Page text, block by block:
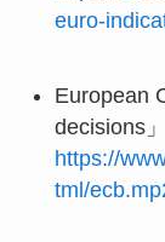
euro-
European
decisions」
https://
tml/